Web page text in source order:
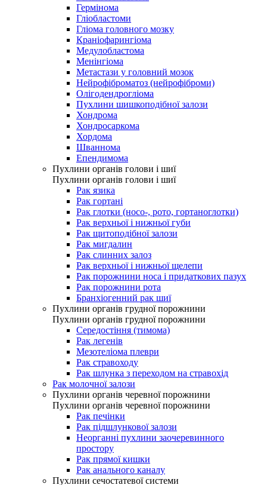
Гермінома
Гліобластоми
Гліома головного мозку
Краніофарингіома
Медулобластома
Менінгіома
Метастази у головний мозок
Нейрофіброматоз (нейрофіброми)
Олігодендрогліома
Пухлини шишкоподібної залози
Хондрома
Хондросаркома
Хордома
Шваннома
Епендимома
Пухлини органів голови і шиї
Пухлини органів голови і шиї
Рак язика
Рак гортані
Рак глотки (носо-, рото, гортаноглотки)
Рак верхньої і нижньої губи
Рак щитоподібної залози
Рак мигдалин
Рак слинних залоз
Рак верхньої і нижньої щелепи
Рак порожнини носа і придаткових пазух
Рак порожнини рота
Бранхіогенний рак шиї
Пухлини органів грудної порожнини
Пухлини органів грудної порожнини
Середостіння (тимома)
Рак легенів
Мезотеліома плеври
Рак стравоходу
Рак шлунка з переходом на стравохід
Рак молочної залози
Пухлини органів черевної порожнини
Пухлини органів черевної порожнини
Рак печінки
Рак підшлункової залози
Неорганні пухлини заочеревинного
простору
Рак прямої кишки
Рак анального каналу
Пухлини сечостатевої системи